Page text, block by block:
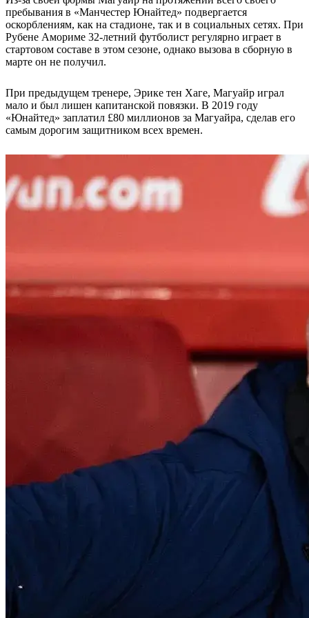
пребывания в «Манчестер Юнайтед» подвергается
оскорблениям, как на стадионе, так и в социальных сетях. При
Рубене Амориме 32-летний футболист регулярно играет в
стартовом составе в этом сезоне, однако вызова в сборную в
марте он не получил.
При предыдущем тренере, Эрике тен Хаге, Магуайр играл
мало и был лишен капитанской повязки. В 2019 году
«Юнайтед» заплатил £80 миллионов за Магуайра, сделав его
самым дорогим защитником всех времен.